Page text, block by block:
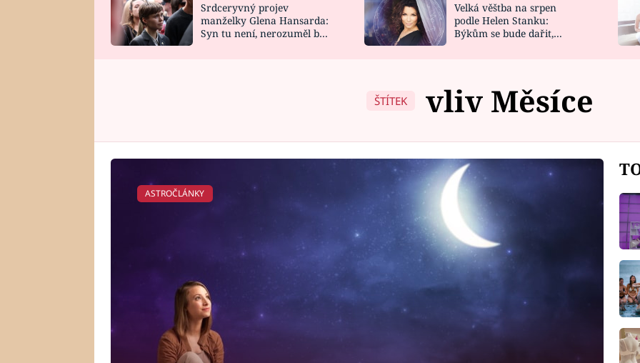
HOROSKOP NA
CELEBRITY
VAŘENÍ
NOVINKY
VIDEORECEPTY
DESIGN
Srdceryvný projev
manželky Glena Hansarda:
Syn tu není, nerozuměl by
Velká věštba na srpen
podle Helen Stanku:
Býkům se bude dařit,
ŠTÍTEK vliv Měsíce
ASTROČLÁNKY